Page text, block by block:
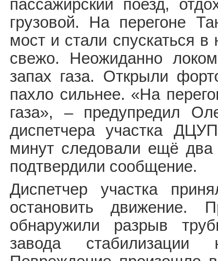
пассажирский поезд,
грузовой. На перегоне
мост и стали спускаться
свежо. Неожиданно
запах газа. Открыли
пахло сильнее. «На
газа», – предупредил
диспетчера участка
минут следовали ещё
подтвердили сообщение.
Диспетчер участка
остановить движение.
обнаружили разрыв
завода стабилизации